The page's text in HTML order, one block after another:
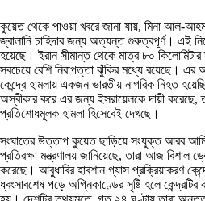
কুয়েত থেকে পাওয়া খবরে জানা যায়, মিনা আল-
জ্বালানি চাহিদার জন্য অত্যন্ত গুরুত্বপূর্ণ। এই
হয়েছে। ইরান সীমান্ত থেকে মাত্র ৮০
সবচেয়ে বেশি নিরাপত্তা ঝুঁকির মধ্যে রয়েছে। এর
কেন্দ্রে হামলায় একজন ভারতীয় নাগরিক নিহত
অস্বীকার করে এর জন্য ইসরায়েলকে দায়ী করেছে,
প্রতিশোধমূলক হামলা হিসেবেই দেখছে।
সংঘাতের উত্তাপ কুয়েত ছাড়িয়ে সংযুক্ত আরব
প্রতিরক্ষা মন্ত্রণালয় জানিয়েছে, তারা আজ বিশাল
করেছে। আবুধাবির হাবশান গ্যাস প্রক্রিয়াকরণ
ধ্বংসাবশেষ পড়ে অগ্নিকাণ্ডের সৃষ্টি হলে